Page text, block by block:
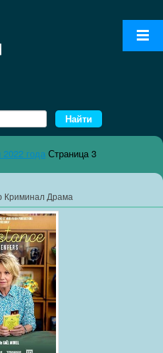
года Страница 3
Криминал Драма